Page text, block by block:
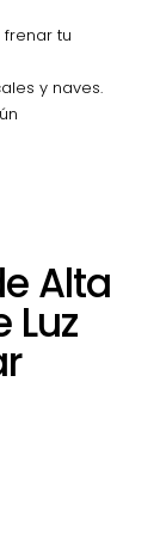
tu
y naves.
Alta
Luz